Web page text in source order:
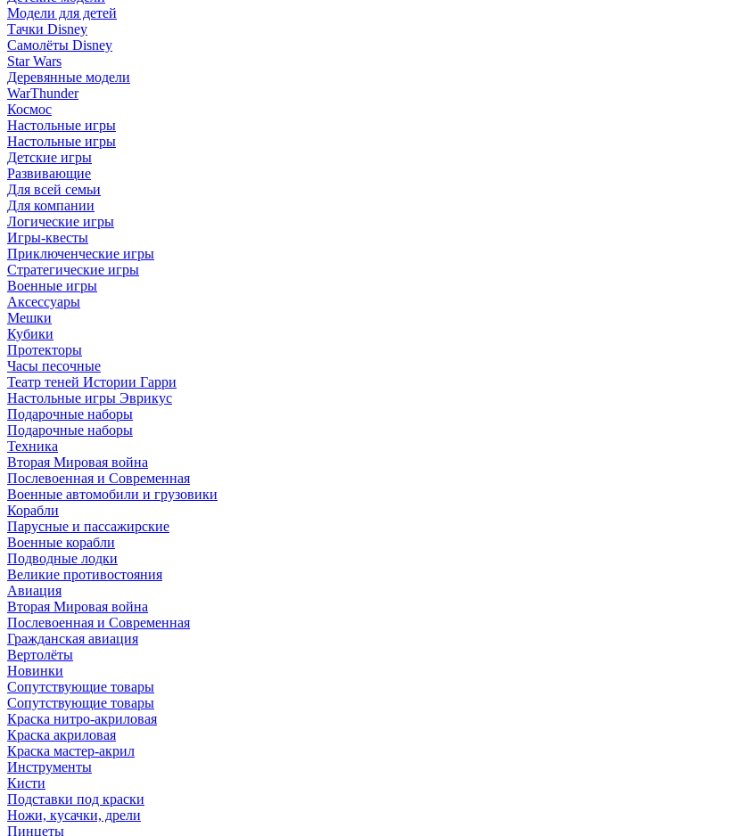
Модели для детей
Тачки Disney
Самолёты Disney
Star Wars
Деревянные модели
WarThunder
Космос
Настольные игры
Настольные игры
Детские игры
Развивающие
Для всей семьи
Для компании
Логические игры
Игры-квесты
Приключенческие игры
Стратегические игры
Военные игры
Аксессуары
Мешки
Кубики
Протекторы
Часы песочные
Театр теней Истории Гарри
Настольные игры Эврикус
Подарочные наборы
Подарочные наборы
Техника
Вторая Мировая война
Послевоенная и Современная
Военные автомобили и грузовики
Корабли
Парусные и пассажирские
Военные корабли
Подводные лодки
Великие противостояния
Авиация
Вторая Мировая война
Послевоенная и Современная
Гражданская авиация
Вертолёты
Новинки
Сопутствующие товары
Сопутствующие товары
Краска нитро-акриловая
Краска акриловая
Краска мастер-акрил
Инструменты
Кисти
Подставки под краски
Ножи, кусачки, дрели
Пинцеты